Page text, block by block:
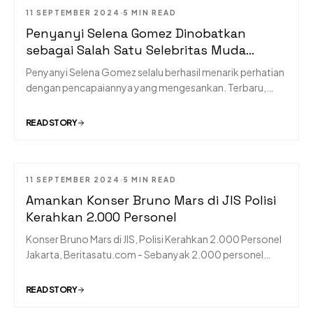
MUSIC
11 SEPTEMBER 2024 5 MIN READ
Penyanyi Selena Gomez Dinobatkan
sebagai Salah Satu Selebritas Muda
Terkaya
Penyanyi Selena Gomez selalu berhasil menarik perhatian
dengan pencapaiannya yang mengesankan. Terbaru,
Amerika Serikat (AS), yang mampu mengombinasikan
READ STORY
MUSIC
11 SEPTEMBER 2024 5 MIN READ
Amankan Konser Bruno Mars di JIS Polisi
Kerahkan 2.000 Personel
Konser Bruno Mars di JIS, Polisi Kerahkan 2.000 Personel
Jakarta, Beritasatu.com - Sebanyak 2.000 personel
bakal diselenggarakan di Jakarta Internasional Stadium
READ STORY